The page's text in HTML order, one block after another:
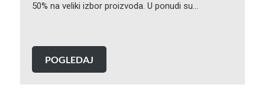
50% na veliki izbor proizvoda. U ponudi su…
POGLEDAJ